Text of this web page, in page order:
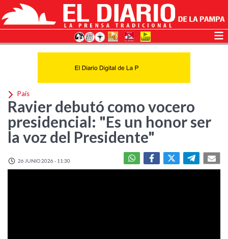
País
Ravier debutó como vocero
presidencial: "Es un honor ser
la voz del Presidente"
26 JUNIO 2026 - 11:30